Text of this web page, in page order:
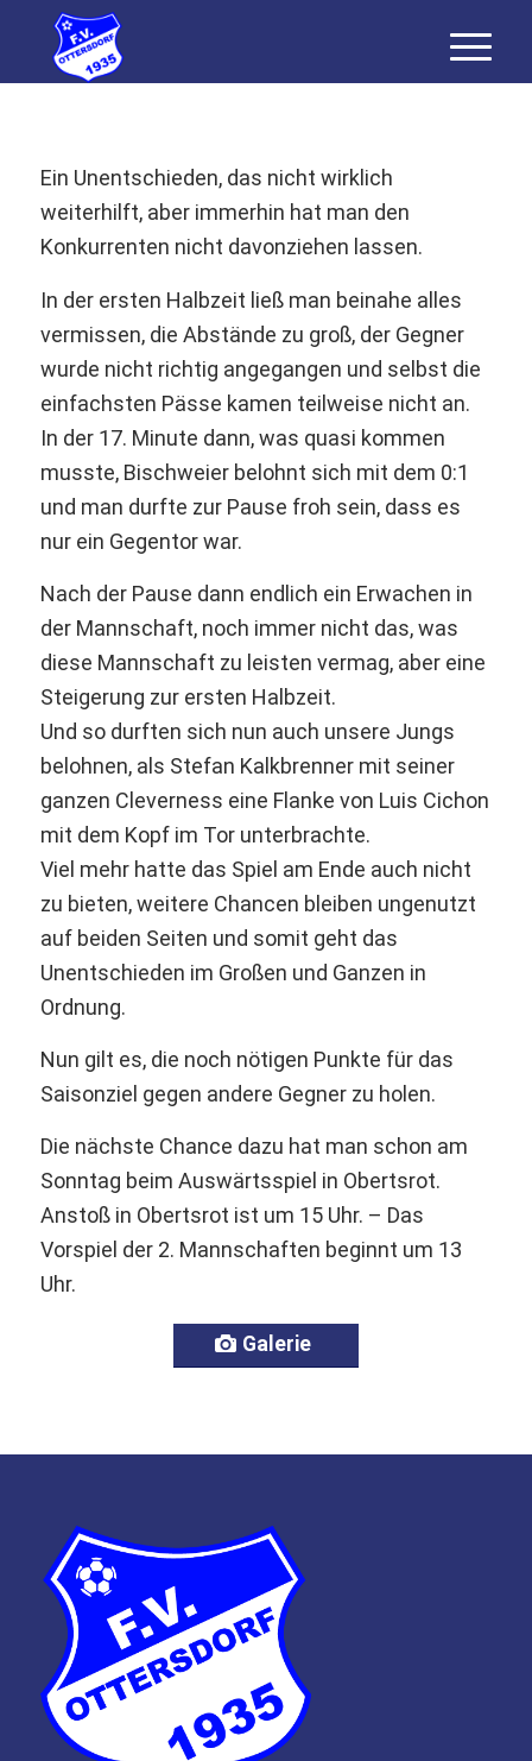
Ein Unentschieden, das nicht wirklich
weiterhilft, aber immerhin hat man den
Konkurrenten nicht davonziehen lassen.
In der ersten Halbzeit ließ man beinahe alles
vermissen, die Abstände zu groß, der Gegner
wurde nicht richtig angegangen und selbst die
einfachsten Pässe kamen teilweise nicht an.
In der 17. Minute dann, was quasi kommen
musste, Bischweier belohnt sich mit dem 0:1
und man durfte zur Pause froh sein, dass es
nur ein Gegentor war.
Nach der Pause dann endlich ein Erwachen in
der Mannschaft, noch immer nicht das, was
diese Mannschaft zu leisten vermag, aber eine
Steigerung zur ersten Halbzeit.
Und so durften sich nun auch unsere Jungs
belohnen, als Stefan Kalkbrenner mit seiner
ganzen Cleverness eine Flanke von Luis Cichon
mit dem Kopf im Tor unterbrachte.
Viel mehr hatte das Spiel am Ende auch nicht
zu bieten, weitere Chancen bleiben ungenutzt
auf beiden Seiten und somit geht das
Unentschieden im Großen und Ganzen in
Ordnung.
Nun gilt es, die noch nötigen Punkte für das
Saisonziel gegen andere Gegner zu holen.
Die nächste Chance dazu hat man schon am
Sonntag beim Auswärtsspiel in Obertsrot.
Anstoß in Obertsrot ist um 15 Uhr. – Das
Vorspiel der 2. Mannschaften beginnt um 13
Uhr.
Galerie